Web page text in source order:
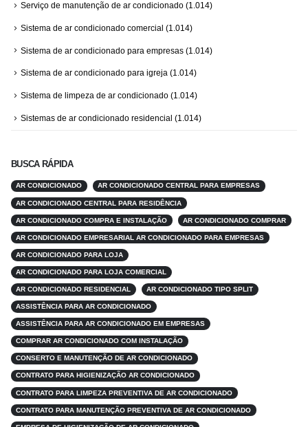
Serviço de manutenção de ar condicionado (1.014)
Sistema de ar condicionado comercial (1.014)
Sistema de ar condicionado para empresas (1.014)
Sistema de ar condicionado para igreja (1.014)
Sistema de limpeza de ar condicionado (1.014)
Sistemas de ar condicionado residencial (1.014)
BUSCA RÁPIDA
AR CONDICIONADO AR CONDICIONADO CENTRAL PARA EMPRESAS
AR CONDICIONADO CENTRAL PARA RESIDÊNCIA
AR CONDICIONADO COMPRA E INSTALAÇÃO AR CONDICIONADO COMPRAR
AR CONDICIONADO EMPRESARIAL AR CONDICIONADO PARA EMPRESAS
AR CONDICIONADO PARA LOJA
AR CONDICIONADO PARA LOJA COMERCIAL
AR CONDICIONADO RESIDENCIAL AR CONDICIONADO TIPO SPLIT
ASSISTÊNCIA PARA AR CONDICIONADO
ASSISTÊNCIA PARA AR CONDICIONADO EM EMPRESAS
COMPRAR AR CONDICIONADO COM INSTALAÇÃO
CONSERTO E MANUTENÇÃO DE AR CONDICIONADO
CONTRATO PARA HIGIENIZAÇÃO AR CONDICIONADO
CONTRATO PARA LIMPEZA PREVENTIVA DE AR CONDICIONADO
CONTRATO PARA MANUTENÇÃO PREVENTIVA DE AR CONDICIONADO